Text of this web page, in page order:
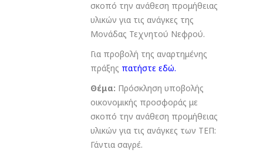
σκοπό την ανάθεση προμήθειας
υλικών για τις ανάγκες της
Μονάδας Τεχνητού Νεφρού.
Για προβολή της αναρτημένης
πράξης πατήστε εδώ.
Θέμα: Πρόσκληση υποβολής
οικονομικής προσφοράς με
σκοπό την ανάθεση προμήθειας
υλικών για τις ανάγκες των ΤΕΠ:
Γάντια σαγρέ.